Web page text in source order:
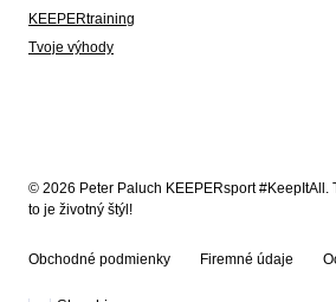
KEEPERtraining
Tvoje výhody
© 2026 Peter Paluch KEEPERsport #KeepItAll.
to je životný štýl!
Obchodné podmienky Firemné údaje